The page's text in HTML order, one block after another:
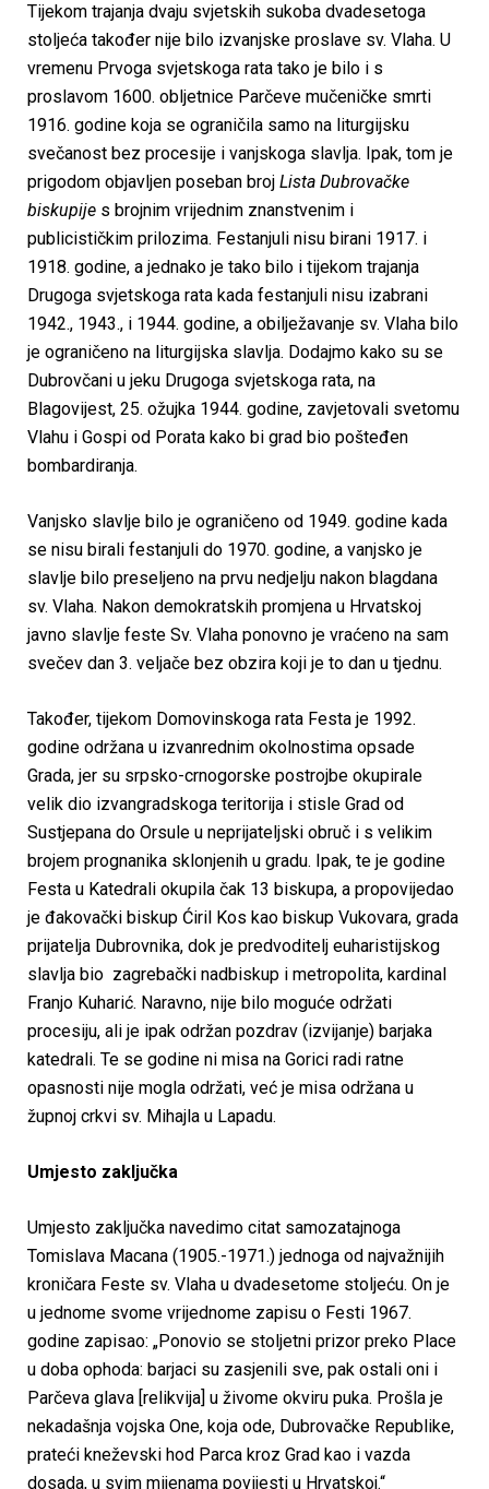
Tijekom trajanja dvaju svjetskih sukoba dvadesetoga
stoljeća također nije bilo izvanjske proslave sv. Vlaha. U
vremenu Prvoga svjetskoga rata tako je bilo i s
proslavom 1600. obljetnice Parčeve mučeničke smrti
1916. godine koja se ograničila samo na liturgijsku
svečanost bez procesije i vanjskoga slavlja. Ipak, tom je
prigodom objavljen poseban broj Lista Dubrovačke
biskupije s brojnim vrijednim znanstvenim i
publicističkim prilozima. Festanjuli nisu birani 1917. i
1918. godine, a jednako je tako bilo i tijekom trajanja
Drugoga svjetskoga rata kada festanjuli nisu izabrani
1942., 1943., i 1944. godine, a obilježavanje sv. Vlaha bilo
je ograničeno na liturgijska slavlja. Dodajmo kako su se
Dubrovčani u jeku Drugoga svjetskoga rata, na
Blagovijest, 25. ožujka 1944. godine, zavjetovali svetomu
Vlahu i Gospi od Porata kako bi grad bio pošteđen
bombardiranja.
Vanjsko slavlje bilo je ograničeno od 1949. godine kada
se nisu birali festanjuli do 1970. godine, a vanjsko je
slavlje bilo preseljeno na prvu nedjelju nakon blagdana
sv. Vlaha. Nakon demokratskih promjena u Hrvatskoj
javno slavlje feste Sv. Vlaha ponovno je vraćeno na sam
svečev dan 3. veljače bez obzira koji je to dan u tjednu.
Također, tijekom Domovinskoga rata Festa je 1992.
godine održana u izvanrednim okolnostima opsade
Grada, jer su srpsko-crnogorske postrojbe okupirale
velik dio izvangradskoga teritorija i stisle Grad od
Sustjepana do Orsule u neprijateljski obruč i s velikim
brojem prognanika sklonjenih u gradu. Ipak, te je godine
Festa u Katedrali okupila čak 13 biskupa, a propovijedao
je đakovački biskup Ćiril Kos kao biskup Vukovara, grada
prijatelja Dubrovnika, dok je predvoditelj euharistijskog
slavlja bio zagrebački nadbiskup i metropolita, kardinal
Franjo Kuharić. Naravno, nije bilo moguće održati
procesiju, ali je ipak održan pozdrav (izvijanje) barjaka
katedrali. Te se godine ni misa na Gorici radi ratne
opasnosti nije mogla održati, već je misa održana u
župnoj crkvi sv. Mihajla u Lapadu.
Umjesto zaključka
Umjesto zaključka navedimo citat samozatajnoga
Tomislava Macana (1905.-1971.) jednoga od najvažnijih
kroničara Feste sv. Vlaha u dvadesetome stoljeću. On je
u jednome svome vrijednome zapisu o Festi 1967.
godine zapisao: „Ponovio se stoljetni prizor preko Place
u doba ophoda: barjaci su zasjenili sve, pak ostali oni i
Parčeva glava [relikvija] u živome okviru puka. Prošla je
nekadašnja vojska One, koja ode, Dubrovačke Republike,
prateći kneževski hod Parca kroz Grad kao i vazda
dosada, u svim mijenama povijesti u Hrvatskoj.“